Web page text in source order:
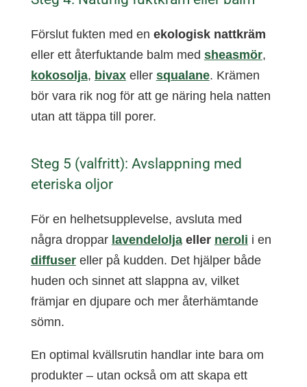
Förslut fukten med en ekologisk nattkräm
eller ett återfuktande balm med sheasmör,
kokosolja, bivaxeller squalane. Krämen
bör vara rik nog för att ge näring hela natten
utan att täppa till porer.
Steg 5 (valfritt): Avslappning med
eteriska oljor
För en helhetsupplevelse, avsluta med
några droppar lavendeloljaeller neroli i en
diffusereller på kudden. Det hjälper både
huden och sinnet att slappna av, vilket
främjar en djupare och mer återhämtande
sömn.
En optimal kvällsrutin handlar inte bara om
produkter – utan också om att skapa ett